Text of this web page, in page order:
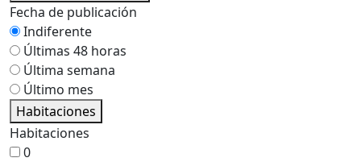
Fecha de publicación
Indiferente
Últimas 48 horas
Última semana
Último mes
Habitaciones
Habitaciones
0